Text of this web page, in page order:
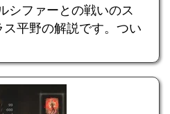
シファーとの戦いのス
平野の解説です。つい